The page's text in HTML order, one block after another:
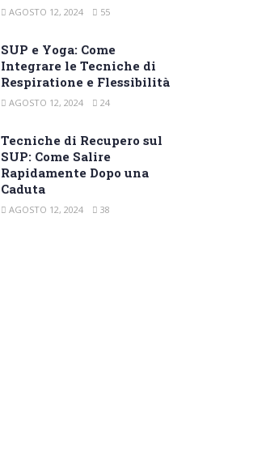
AGOSTO 12, 2024 55
SUP e Yoga: Come
Integrare le Tecniche di
Respiratione e Flessibilità
AGOSTO 12, 2024 24
Tecniche di Recupero sul
SUP: Come Salire
Rapidamente Dopo una
Caduta
AGOSTO 12, 2024 38